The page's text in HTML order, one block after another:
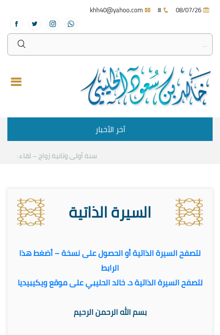
#
آخر الأخبار
سنة أولى وثانية زواج – لقاء مع
السيرة الذاتية
لتصفح السيرة الذاتية أو الحصول على نسخة – أضغط هذا
الرابط
لتصفح السيرة الذاتية د. خالد الحليبي على موقع ويكيبيديا
بسم الله الرحمن الرحيم